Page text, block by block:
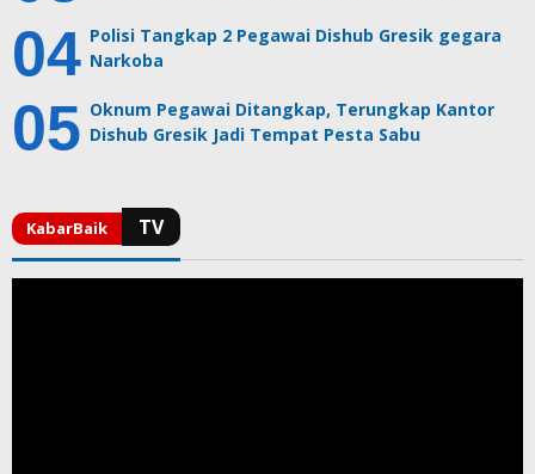
Polisi Tangkap 2 Pegawai Dishub Gresik gegara
Narkoba
Oknum Pegawai Ditangkap, Terungkap Kantor
Dishub Gresik Jadi Tempat Pesta Sabu